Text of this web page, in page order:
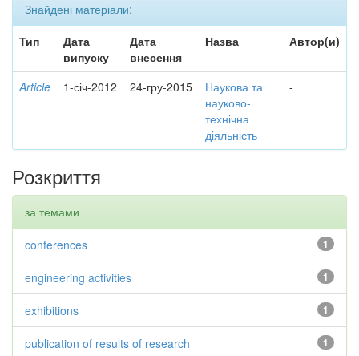
Знайдені матеріали:
Тип
Дата
випуску
Дата
внесення
Назва Автор(и)
Article 1-січ-2012 24-гру-2015
Наукова та
науково-
технічна
діяльність
-
Розкриття
за темами
1
conferences
1
engineering activities
1
exhibitions
1
publication of results of research